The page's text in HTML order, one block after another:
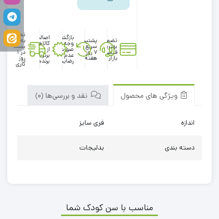
تضمین
بهترین
قیمت
بازار
پشتیبانی
سریع در
۷ روز
هفته
بازگشت
وجه در
صورت
عدم
رضایت
اصالت
کالاها
از
برترین
برندها
تحویل
به
پست
در 1
روز
کاری
ویژگی های محصول نقد و بررسی‌ها (0)
اندازه فری سایز
دسته بندی بدلیجات
مناسب با سن کودک شما